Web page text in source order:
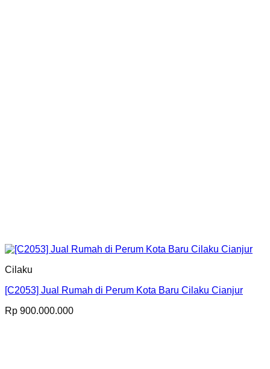
Cilaku
[C2053] Jual Rumah di Perum Kota Baru Cilaku Cianjur
Rp 900.000.000